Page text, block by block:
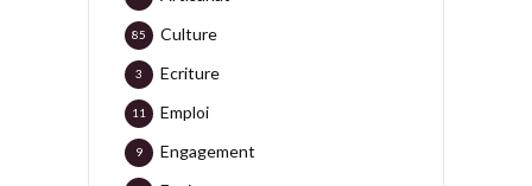
Culture
85
Ecriture
3
Emploi
11
Engagement
9